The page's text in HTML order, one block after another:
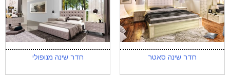
חדר שינה סאטר חדר שינה מנופולי